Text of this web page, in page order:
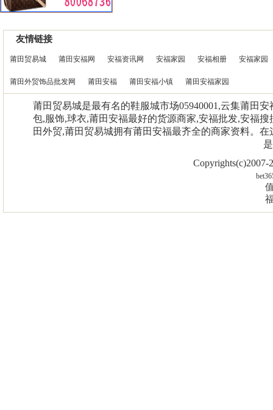
友情链接
莆田贸易城 莆田安福网 安福资讯网 安福家园 安福相册 安福家园
莆田外贸饰品批发网 莆田安福 莆田安福小镇 莆田安福家园
莆田贸易城是最有名的鞋服城市场05940001,云集莆田
包,服饰,球衣,莆田安福最好的货源商家,安福批发,安福
田外贸,莆田贸易城拥有莆田安福最齐全的商家资料。